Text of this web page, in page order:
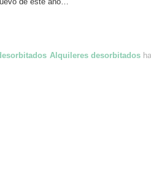
Alquileres desorbitados